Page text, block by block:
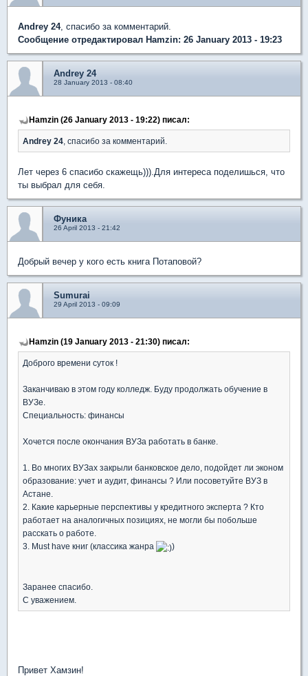
Andrey 24, спасибо за комментарий.
Сообщение отредактировал Hamzin: 26 January 2013 - 19:23
Andrey 24
28 January 2013 - 08:40
Hamzin (26 January 2013 - 19:22) писал:
Andrey 24 , спасибо за комментарий.
Лет через 6 спасибо скажещь))).Для интереса поделишься, что
ты выбрал для себя.
Фуника
26 April 2013 - 21:42
Добрый вечер у кого есть книга Потаповой?
Sumurai
29 April 2013 - 09:09
Hamzin (19 January 2013 - 21:30) писал:
Доброго времени суток !
Заканчиваю в этом году колледж. Буду продолжать обучение в
ВУЗе.
Специальность: финансы
Хочется после окончания ВУЗа работать в банке.
1. Во многих ВУЗах закрыли банковское дело, подойдет ли эконом
образование: учет и аудит, финансы ? Или посоветуйте ВУЗ в
Астане.
2. Какие карьерные перспективы у кредитного эксперта ? Кто
работает на аналогичных позициях, не могли бы побольше
расскать о работе.
3. Must have книг (классика жанра
)
Заранее спасибо.
С уважением.
Привет Хамзин!